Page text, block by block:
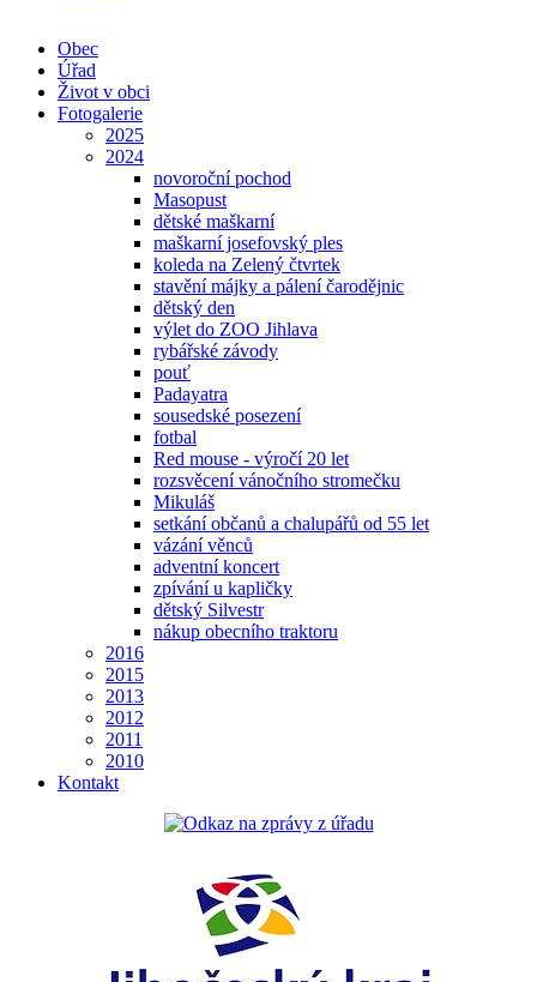
Obec
Úřad
Život v obci
Fotogalerie
2025
2024
novoroční pochod
Masopust
dětské maškarní
maškarní josefovský ples
koleda na Zelený čtvrtek
stavění májky a pálení čarodějnic
dětský den
výlet do ZOO Jihlava
rybářské závody
pouť
Padayatra
sousedské posezení
fotbal
Red mouse - výročí 20 let
rozsvěcení vánočního stromečku
Mikuláš
setkání občanů a chalupářů od 55 let
vázání věnců
adventní koncert
zpívání u kapličky
dětský Silvestr
nákup obecního traktoru
2016
2015
2013
2012
2011
2010
Kontakt